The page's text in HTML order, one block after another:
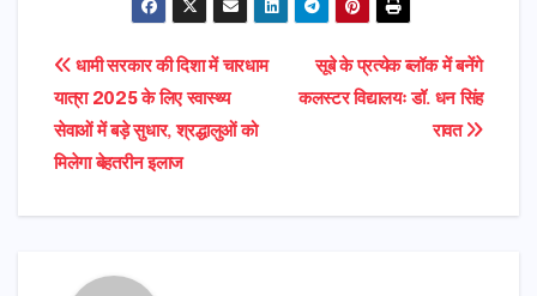
Post
navigation
सूबे के प्रत्येक ब्लॉक में बनेंगे
कलस्टर विद्यालयः डॉ. धन सिंह
रावत
धामी सरकार की दिशा में चारधाम
यात्रा 2025 के लिए स्वास्थ्य
सेवाओं में बड़े सुधार, श्रद्धालुओं को
मिलेगा बेहतरीन इलाज